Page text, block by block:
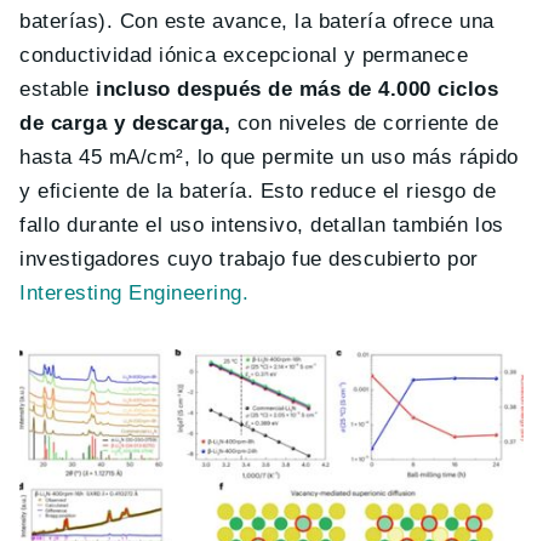
baterías). Con este avance, la batería ofrece una
conductividad iónica excepcional y permanece
estable incluso después de más de 4.000 ciclos
de carga y descarga, con niveles de corriente de
hasta 45 mA/cm², lo que permite un uso más rápido
y eficiente de la batería. Esto reduce el riesgo de
fallo durante el uso intensivo, detallan también los
investigadores cuyo trabajo fue descubierto por
Interesting Engineering.